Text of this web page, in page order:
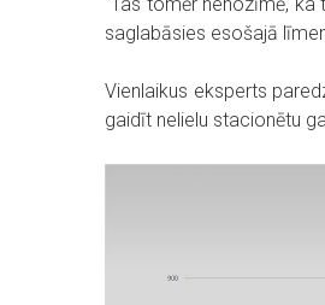
saglabāsies esošajā
Vienlaikus eksperts
gaidīt nelielu stacionētu